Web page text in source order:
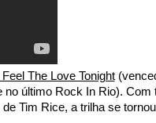
The Love Tonight
último Rock In Rio). Com
Tim Rice, a trilha se